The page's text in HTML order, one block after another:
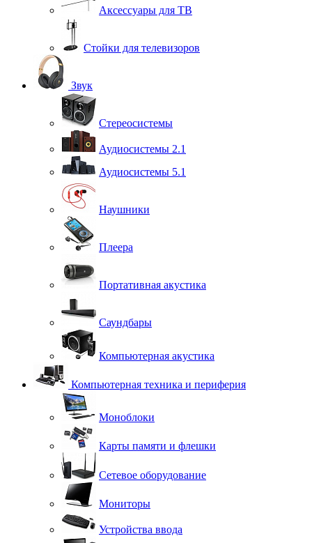
Аксессуары для ТВ
Стойки для телевизоров
Звук
Стереосистемы
Аудиосистемы 2.1
Аудиосистемы 5.1
Наушники
Плеера
Портативная акустика
Саундбары
Компьютерная акустика
Компьютерная техника и периферия
Моноблоки
Карты памяти и флешки
Сетевое оборудование
Мониторы
Устройства ввода